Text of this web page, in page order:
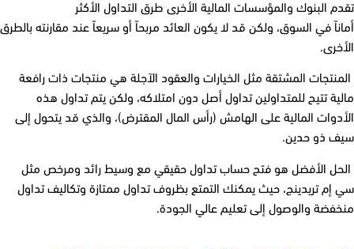
تقدم البنوك والمؤسسات المالية الأخرى طرق التداول الأكثر
أماناً في السوق، ولكن قد لا يكون العائد مربحاً أو سريعاً عند مقارنته بالطرق
الأخرى.
المنتجات المشتقة مثل الخيارات والعقود الآجلة هي منتجات ذات رافعة
مالية تتيح للمتداولين تداول أصل دون امتلاكه، ولكن يتم تداول هذه
الأدوات المالية على الهامش (رأس المال المقترض)، والذي قد يتحول إلى
سيف ذو حدين.
الحل الأفضل هو فتح حساب تداول حقيقي مع وسيط رائد ومرخص مثل
سي إم تريدينج، حيث يمكنك التمتع بظروف تداول ممتازة وتكاليف تداول
منخفضة والوصول إلى تعليم عالي الجودة.